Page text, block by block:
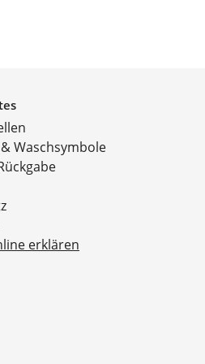
Waschsymbole
erklären